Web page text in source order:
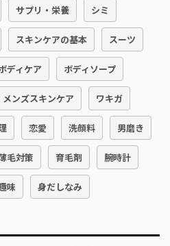
サプリ・栄養 シミ
スキンケアの基本 スーツ
ディケア ボディソープ
メンズスキンケア ワキガ
恋愛 洗顔料 男磨き
毛対策 育毛剤 腕時計
味 身だしなみ